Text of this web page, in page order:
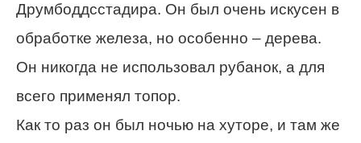
Друмбоддсстадира. Он был очень искусен в
обработке железа, но особенно – дерева.
Он никогда не использовал рубанок, а для
всего применял топор.
Как то раз он был ночью на хуторе, и там же